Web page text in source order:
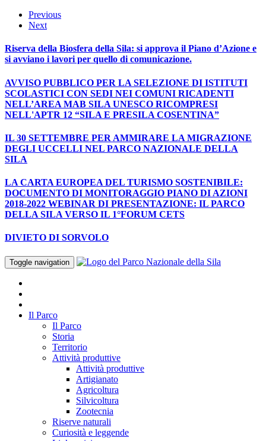
Previous
Next
Riserva della Biosfera della Sila: si approva il Piano d’Azione e
si avviano i lavori per quello di comunicazione.
AVVISO PUBBLICO PER LA SELEZIONE DI ISTITUTI
SCOLASTICI CON SEDI NEI COMUNI RICADENTI
NELL’AREA MAB SILA UNESCO RICOMPRESI
NELL'APTR 12 “SILA E PRESILA COSENTINA”
IL 30 SETTEMBRE PER AMMIRARE LA MIGRAZIONE
DEGLI UCCELLI NEL PARCO NAZIONALE DELLA
SILA
LA CARTA EUROPEA DEL TURISMO SOSTENIBILE:
DOCUMENTO DI MONITORAGGIO PIANO DI AZIONI
2018-2022 WEBINAR DI PRESENTAZIONE: IL PARCO
DELLA SILA VERSO IL 1°FORUM CETS
DIVIETO DI SORVOLO
Toggle navigation
Il Parco
Il Parco
Storia
Territorio
Attività produttive
Attività produttive
Artigianato
Agricoltura
Silvicoltura
Zootecnia
Riserve naturali
Curiosità e leggende